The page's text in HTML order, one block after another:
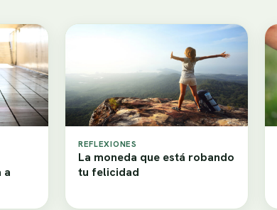
a
REFLEXIONES
La moneda que está robando
tu felicidad